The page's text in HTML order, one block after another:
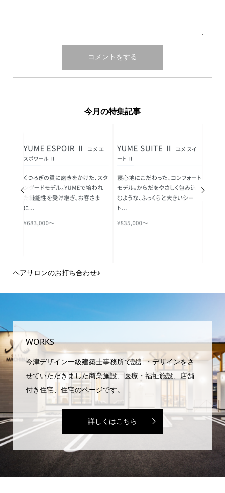
今月の特集記事

ヘアサロンのお打ち合わせ♪

WORKS
今津デザイン一級建築士事務所で設計・デザインをさ
せていただきました商業施設、医療・福祉施設、店舗
付き住宅、住宅のページです。
詳しくはこちら